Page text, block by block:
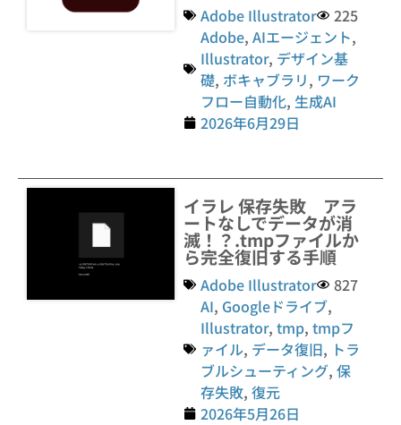
Adobe Illustrator
225
Adobe,AIエージェント,
Illustrator, デザイン基
礎, ボキャブラリ, ワーク
フロー自動化, 生成AI
2026年6月29日
イラレ 保存失敗 アラ
ートなしでデータが消
滅！？.tmpファイルか
ら完全復旧する手順
Adobe Illustrator
827
AI, Googleドライブ,
Illustrator,tmp,tmpフ
ァイル, データ復旧, トラ
ブルシューティング,保
存失敗,復元
2026年5月26日